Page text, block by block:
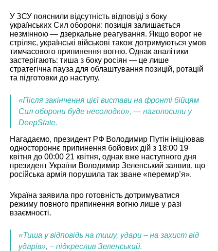
У ЗСУ пояснили відсутність відповіді з боку
українських Сил оборони: позиція залишається
незмінною — дзеркальне реагування. Якщо ворог не
стріляє, українські військові також дотримуються умов
тимчасового припинення вогню. Однак аналітики
застерігають: тиша з боку росіян — це лише
стратегічна пауза для облаштування позицій, ротацій
та підготовки до наступу.
«Після закінчення цієї вистави на фронті бійцям
Сил оборони буде несолодко», — наголосили у
DeepState.
Нагадаємо, президент РФ Володимир Путін ініціював
одностороннє припинення бойових дій з 18:00 19
квітня до 00:00 21 квітня, однак вже наступного дня
президент України Володимир Зеленський заявив, що
російська армія порушила так зване «перемир’я».
Україна заявила про готовність дотримуватися
режиму повного припинення вогню лише у разі
взаємності.
«Тиша у відповідь на тишу, удари – на захист від
ударів», – підкреслив Зеленський.